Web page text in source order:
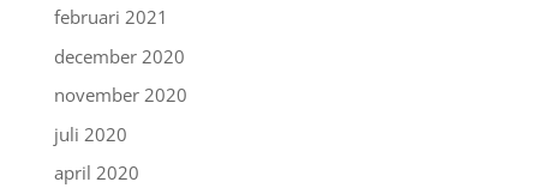
februari 2021
december 2020
november 2020
juli 2020
april 2020